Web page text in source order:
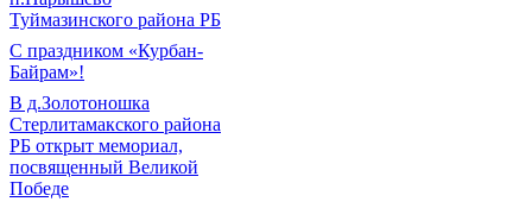
Туймазинского района РБ
С праздником «Курбан-
Байрам»!
В д.Золотоношка
Стерлитамакского района
РБ открыт мемориал,
посвященный Великой
Победе